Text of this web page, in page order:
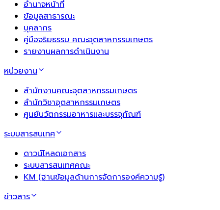
อำนาจหน้าที่
ข้อมูลสาธารณะ
บุคลากร
คู่มือจริยธรรม คณะอุตสาหกรรมเกษตร
รายงานผลการดำเนินงาน
หน่วยงาน
สำนักงานคณะอุตสาหกรรมเกษตร
สำนักวิชาอุตสาหกรรมเกษตร
ศูนย์นวัตกรรมอาหารและบรรจุภัณฑ์
ระบบสารสนเทศ
ดาวน์โหลดเอกสาร
ระบบสารสนเทศคณะ
KM (ฐานข้อมูลด้านการจัดการองค์ความรู้)
ข่าวสาร